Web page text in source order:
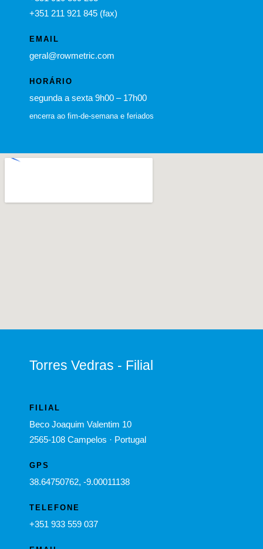
+351 211 921 845 (fax)
EMAIL
geral@rowmetric.com
HORÁRIO
segunda a sexta 9h00 – 17h00
encerra ao fim-de-semana e feriados
Torres Vedras - Filial
FILIAL
Beco Joaquim Valentim 10
2565-108 Campelos · Portugal
GPS
38.64750762, -9.00011138
TELEFONE
+351 933 559 037